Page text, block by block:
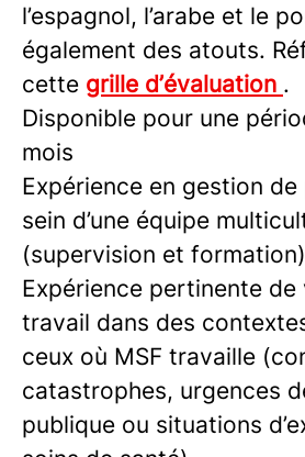
l’espagnol, l’arabe et le
également des atouts.
cette grille d’évaluation .
Disponible pour une
mois
Expérience en gestion de
sein d’une équipe
(supervision et
Expérience pertinente
travail dans des
ceux où MSF travaille
catastrophes, urgences
publique ou situations